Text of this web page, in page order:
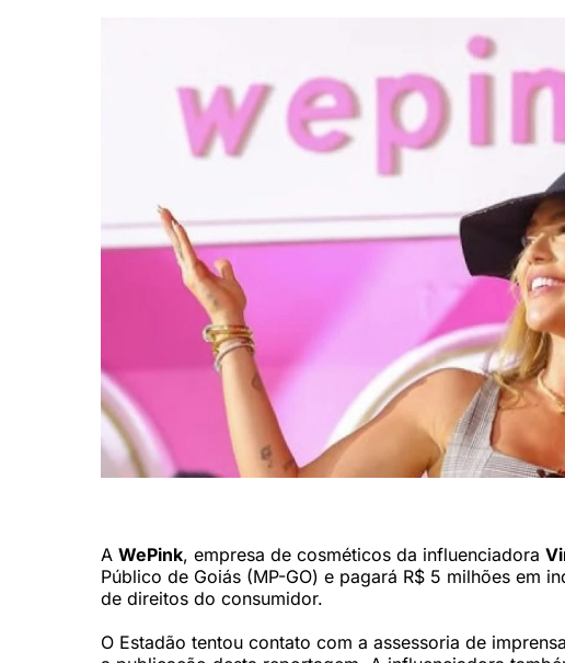
A WePink, empresa de cosméticos da influenciadora
Público de Goiás (MP-GO) e pagará R$ 5 milhões em
de direitos do consumidor.
O Estadão tentou contato com a assessoria de